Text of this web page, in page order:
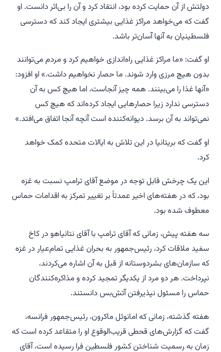
دولتش از آن حمایت کرده بود، انتقاد کرد و آن را بی‌اثر دانست. او
گفت که می‌خواهد مراکز غذایی بیشتری ایجاد کند که دسترسی
فلسطینیان به آنها آسان‌تر باشد.
او گفت: «ما مراکز غذایی راه‌اندازی خواهیم کرد و مردم می‌توانند
بدون هیچ مرزی وارد شوند. ما حصار نخواهیم داشت.» او افزود:
«آنها غذا را می‌بینند. همه چیز آنجاست، اما هیچ کس به آن
دسترسی ندارد زیرا حصارهایی ایجاد کرده‌اند که هیچ کس
نمی‌تواند به آن برسد. دیوانه‌کننده است آنچه آنجا اتفاق می‌افتد.»
او گفت که بریتانیا در این تلاش به ایالات متحده کمک خواهد
کرد.
این یک چرخش قابل توجه در موضع آقای ترامپ نسبت به غزه
بود، که در هفته‌های اخیر عمدتاً بر تغییر تمرکز به اقدامات حماس
معطوف شده بود.
سه هفته پیش، زمانی که آقای ترامپ با آقای نتانیاهو در کاخ
سفید ملاقات کرد، رئیس‌جمهور به بحران غذایی تمام‌عیار در غزه
که سازمان‌های بشردوستانه از قبل به آن اشاره می‌کردند،
نپرداخت. هر دو مرد از یکدیگر تمجید کرده و مذاکره‌کنندگان
حماس را مسئول نپذیرفتن آتش‌بس دانستند.
هفته گذشته، زمانی که امانوئل ماکرون، رئیس‌جمهور فرانسه،
گفت که گزارش‌های قحطی قریب‌الوقوع او را متقاعد کرده است که
زمان به رسمیت شناختن کشور فلسطین فرا رسیده است، آقای